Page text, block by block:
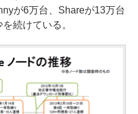
が6万台、Shareが13万台
続けている。